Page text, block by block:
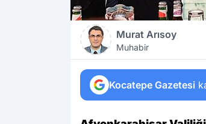
Murat Arısoy
Muhabir
Kocatepe Gazetesi